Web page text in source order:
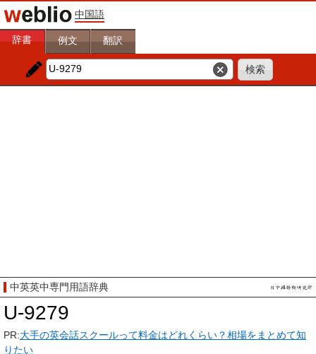
中国語
辞書 例文 翻訳
中英英中専門用語辞典
U-9279
PR:大手の英会話スクールって料金はどれくらい？相場をまとめて知
りたい